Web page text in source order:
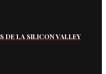
DE LA SILICON VALLEY